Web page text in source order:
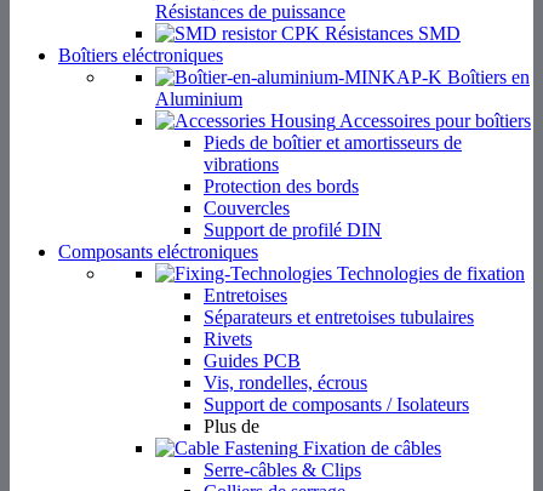
Résistances de puissance
Résistances SMD
Boîtiers eléctroniques
Boîtiers en
Aluminium
Accessoires pour boîtiers
Pieds de boîtier et amortisseurs de
vibrations
Protection des bords
Couvercles
Support de profilé DIN
Composants eléctroniques
Technologies de fixation
Entretoises
Séparateurs et entretoises tubulaires
Rivets
Guides PCB
Vis, rondelles, écrous
Support de composants / Isolateurs
Plus de
Fixation de câbles
Serre-câbles & Clips